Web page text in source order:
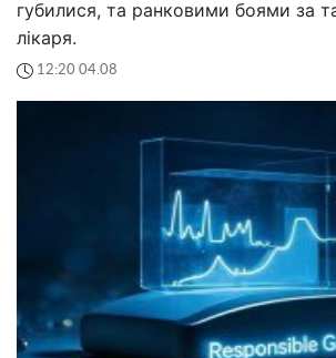
губилися, та ранковими боями за
лікаря.
12:20 04.08